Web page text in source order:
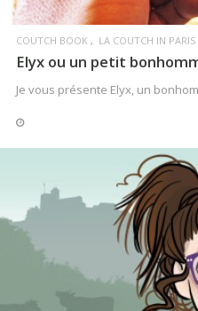
COUTCH BOOK LA COUTCH IN PARIS
Elyx ou un petit
Je vous présente Elyx, un